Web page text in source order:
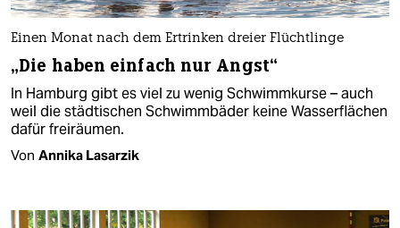
Einen Monat nach dem Ertrinken dreier Flüchtlinge
„Die haben einfach nur Angst“
In Hamburg gibt es viel zu wenig Schwimmkurse – auch
weil die städtischen Schwimmbäder keine Wasserflächen
dafür freiräumen.
Von Annika Lasarzik